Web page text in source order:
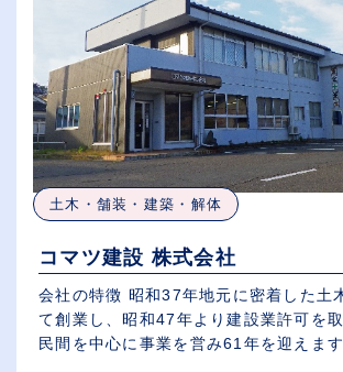
土木・舗装・建築・解体
コマツ建設 株式会社
会社の特徴 昭和37年地元に密着した土
て創業し、昭和47年より建設業許可を取
民間を中心に事業を営み61年を迎えま